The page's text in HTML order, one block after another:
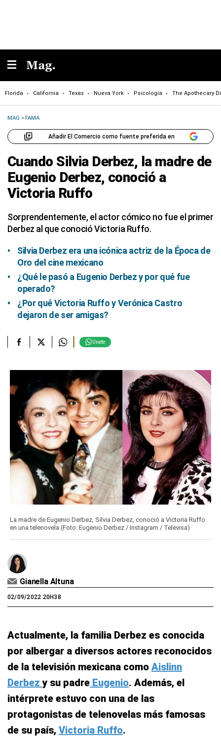
Florida California Texas Nueva York Psicología The Apothecary
MAG >FAMA
Añadir El Comercio como fuente preferida en
Cuando Silvia Derbez, la madre de
Eugenio Derbez, conoció a
Victoria Ruffo
Sorprendentemente, el actor cómico no fue el primer
Derbez al que conoció Victoria Ruffo.
Silvia Derbez era una icónica actriz de la Época de
Oro del cine mexicano
¿Qué le pasó a Eugenio Derbez y por qué fue
operado?
¿Por qué Victoria Ruffo y Verónica Castro
dejaron de ser amigas?
Únete
La madre de Eugenio Derbez, Silvia Derbez, conoció a Victoria Ruffo
en una telenovela (Foto: Eugenio Derbez / Instagram / Televisa)
Gianella Altuna
02/09/2022 20H38
Actualmente, la familia Derbez es conocida
por albergar a diversos actores reconocidos
de la televisión mexicana como Aislinn
Derbezy su padre Eugenio. Además, el
intérprete estuvo con una de las
protagonistas de telenovelas más famosas
de su país, Victoria Ruffo.